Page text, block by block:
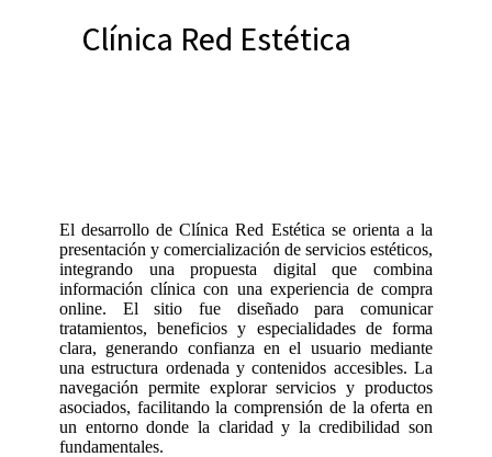
Clínica Red Estética
El desarrollo de Clínica Red Estética se orienta a la
presentación y comercialización de servicios estéticos,
integrando una propuesta digital que combina
información clínica con una experiencia de compra
online. El sitio fue diseñado para comunicar
tratamientos, beneficios y especialidades de forma
clara, generando confianza en el usuario mediante
una estructura ordenada y contenidos accesibles. La
navegación permite explorar servicios y productos
asociados, facilitando la comprensión de la oferta en
un entorno donde la claridad y la credibilidad son
fundamentales.